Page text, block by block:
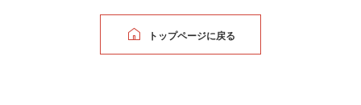
トップページに戻る